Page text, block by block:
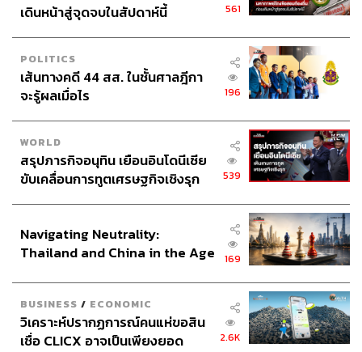
เดินหน้าสู่จุดจบในสัปดาห์นี้
561
POLITICS
เส้นทางคดี 44 สส. ในชั้นศาลฎีกา
จะรู้ผลเมื่อไร
196
WORLD
สรุปภารกิจอนุทิน เยือนอินโดนีเซีย
ขับเคลื่อนการทูตเศรษฐกิจเชิงรุก
539
Navigating Neutrality:
Thailand and China in the Age
169
BUSINESS / ECONOMIC
วิเคราะห์ปรากฏการณ์คนแห่ขอสิน
เชื่อ CLICX อาจเป็นเพียงยอด
2.6K